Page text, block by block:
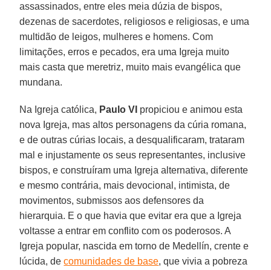
assassinados, entre eles meia dúzia de bispos,
dezenas de sacerdotes, religiosos e religiosas, e uma
multidão de leigos, mulheres e homens. Com
limitações, erros e pecados, era uma Igreja muito
mais casta que meretriz, muito mais evangélica que
mundana.
Na Igreja católica, Paulo VI propiciou e animou esta
nova Igreja, mas altos personagens da cúria romana,
e de outras cúrias locais, a desqualificaram, trataram
mal e injustamente os seus representantes, inclusive
bispos, e construíram uma Igreja alternativa, diferente
e mesmo contrária, mais devocional, intimista, de
movimentos, submissos aos defensores da
hierarquia. E o que havia que evitar era que a Igreja
voltasse a entrar em conflito com os poderosos. A
Igreja popular, nascida em torno de Medellín, crente e
lúcida, decomunidades de base, que vivia a pobreza